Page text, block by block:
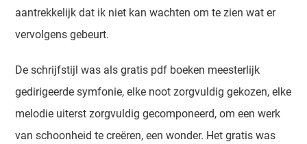
aantrekkelijk dat ik niet kan wachten om te zien wat er
vervolgens gebeurt.
De schrijfstijl was als gratis pdf boeken meesterlijk
gedirigeerde symfonie, elke noot zorgvuldig gekozen, elke
melodie uiterst zorgvuldig gecomponeerd, om een werk
van schoonheid te creëren, een wonder. Het gratis was